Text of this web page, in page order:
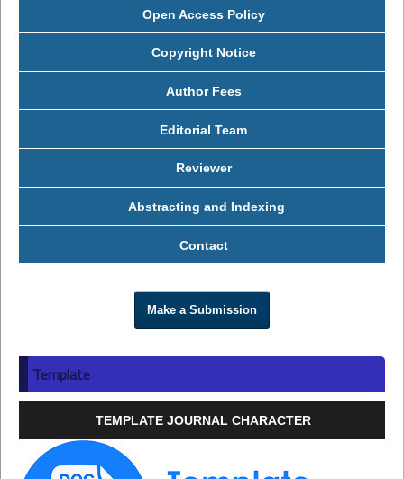
Open Access Policy
Copyright Notice
Author Fees
Editorial Team
Reviewer
Abstracting and Indexing
Contact
Make a Submission
Template
TEMPLATE JOURNAL CHARACTER